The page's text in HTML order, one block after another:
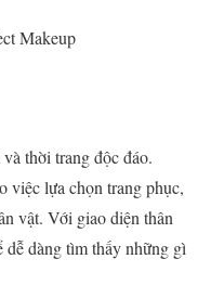
Makeup
thời trang độc đáo.
việc lựa chọn trang phục,
vật. Với giao diện thân
dàng tìm thấy những gì